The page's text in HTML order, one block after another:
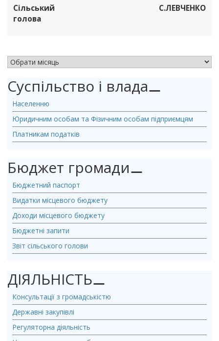
Сільський
голова
С.ЛЕВЧЕНКО
Суспільство і влада⚊
Населенню
Юридичним особам та Фізичним особам підприємцям
Платникам податків
Бюджет громади⚊
Бюджетний паспорт
Видатки місцевого бюджету
Доходи місцевого бюджету
Бюджетні запити
Звіт сільського голови
ДІЯЛЬНІСТЬ⚊
Консультації з громадськістю
Державні закупівлі
Регуляторна діяльність